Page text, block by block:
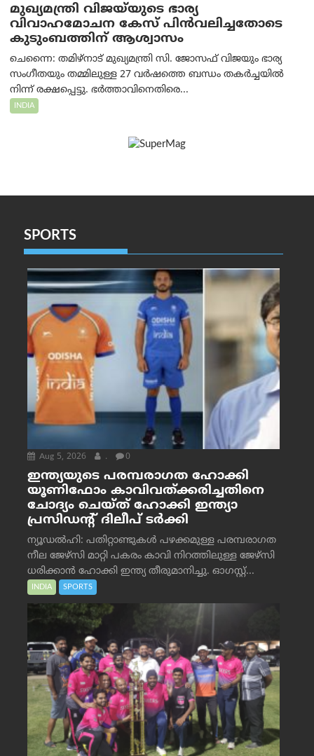
മുഖ്യമന്ത്രി വിജയ്‌യുടെ ഭാര്യ
വിവാഹമോചന കേസ് പിൻവലിച്ചതോടെ
കുടുംബത്തിന് ആശ്വാസം
ചെന്നൈ: തമിഴ്‌നാട് മുഖ്യമന്ത്രി സി. ജോസഫ് വിജയും ഭാര്യ
സംഗീതയും തമ്മിലുള്ള 27 വർഷത്തെ ബന്ധം തകർച്ചയിൽ
നിന്ന് രക്ഷപ്പെട്ടു. ഭർത്താവിനെതിരെ...
INDIA
SPORTS
Aug 5, 2026 . 0
ഇന്ത്യയുടെ പരമ്പരാഗത ഹോക്കി
യൂണിഫോം കാവിവത്ക്കരിച്ചതിനെ
ചോദ്യം ചെയ്ത് ഹോക്കി ഇന്ത്യാ
പ്രസിഡന്റ് ദിലീപ് ടര്‍ക്കി
ന്യൂഡൽഹി: പതിറ്റാണ്ടുകൾ പഴക്കമുള്ള പരമ്പരാഗത
നീല ജേഴ്‌സി മാറ്റി പകരം കാവി നിറത്തിലുള്ള ജേഴ്‌സി
ധരിക്കാൻ ഹോക്കി ഇന്ത്യ തീരുമാനിച്ചു. ഓഗസ്റ്റ്...
INDIA SPORTS